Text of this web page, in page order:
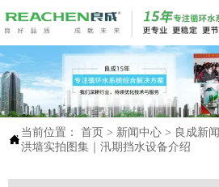

当前位置： 首页 > 新闻中心 > 良成新闻
洪墙实拍图集｜汛期挡水设备介绍